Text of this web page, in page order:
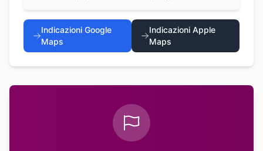
Indicazioni Google
Maps
Indicazioni Apple
Maps